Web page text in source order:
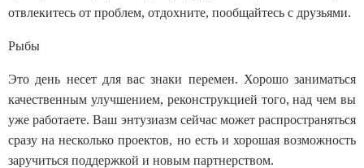
отвлекитесь от проблем, отдохните, пообщайтесь с друзьями.
Рыбы
Это день несет для вас знаки перемен. Хорошо заниматься
качественным улучшением, реконструкцией того, над чем вы
уже работаете. Ваш энтузиазм сейчас может распространяться
сразу на несколько проектов, но есть и хорошая возможность
заручиться поддержкой и новым партнерством.